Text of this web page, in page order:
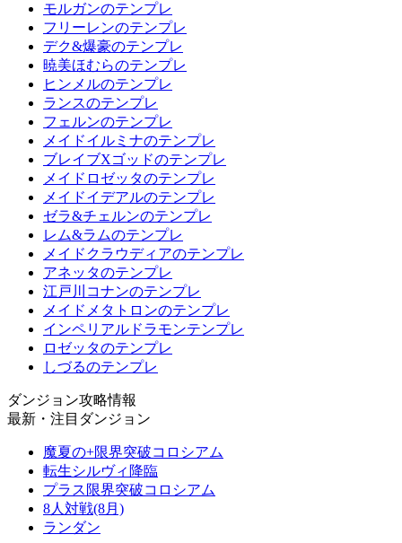
モルガンのテンプレ
フリーレンのテンプレ
デク&爆豪のテンプレ
暁美ほむらのテンプレ
ヒンメルのテンプレ
ランスのテンプレ
フェルンのテンプレ
メイドイルミナのテンプレ
ブレイブXゴッドのテンプレ
メイドロゼッタのテンプレ
メイドイデアルのテンプレ
ゼラ&チェルンのテンプレ
レム&ラムのテンプレ
メイドクラウディアのテンプレ
アネッタのテンプレ
江戸川コナンのテンプレ
メイドメタトロンのテンプレ
インペリアルドラモンテンプレ
ロゼッタのテンプレ
しづるのテンプレ
ダンジョン攻略情報
最新・注目ダンジョン
魔夏の+限界突破コロシアム
転生シルヴィ降臨
プラス限界突破コロシアム
8人対戦(8月)
ランダン